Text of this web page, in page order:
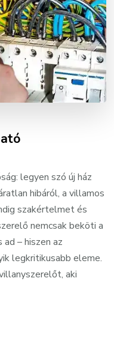
legyen szó új ház
hibáról, a villamos
szakértelmet és
nemcsak beköti a
– hiszen az
legkritikusabb eleme.
aki